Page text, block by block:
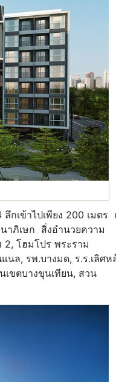
กเข้าไปเพียง 200 เมตร
าภิเษก สิ่งอำนวยความ
โฮมโปร พระราม
นล, รพ.บางมด, ร.ร.เลิศห
เขตบางขุนเทียน, สวน